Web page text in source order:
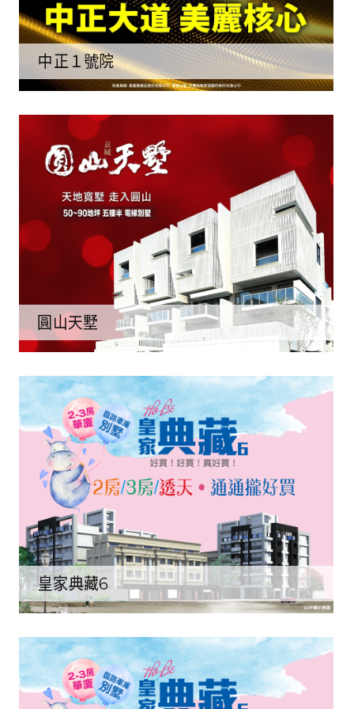
中正１號院
圓山天墅
皇家典藏6